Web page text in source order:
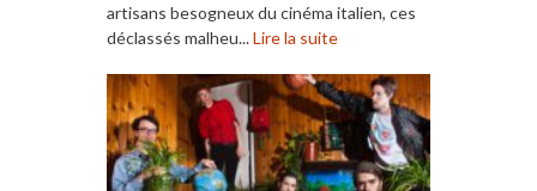
artisans besogneux du cinéma italien, ces
déclassés malheu...Lire la suite